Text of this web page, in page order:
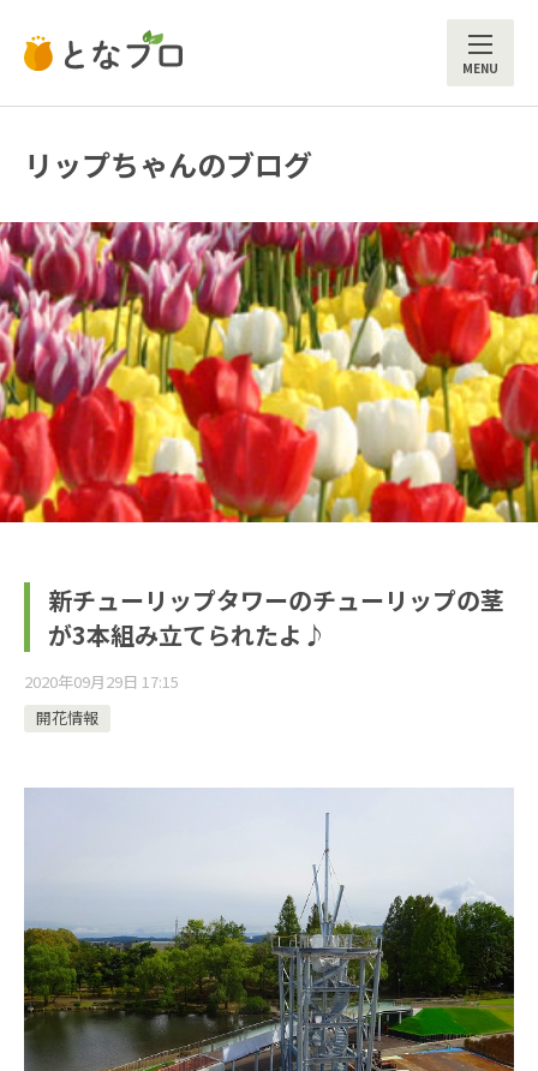
リップちゃんのブログ
新チューリップタワーのチューリップの茎
が3本組み立てられたよ♪
2020年09月29日 17:15
開花情報